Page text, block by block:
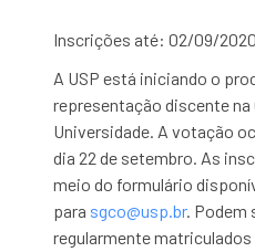
Inscrições até: 02/09/2020
A USP está iniciando o
representação discente
Universidade. A votação
dia 22 de setembro. As
meio do formulário
para sgco@usp.br. Podem
regularmente